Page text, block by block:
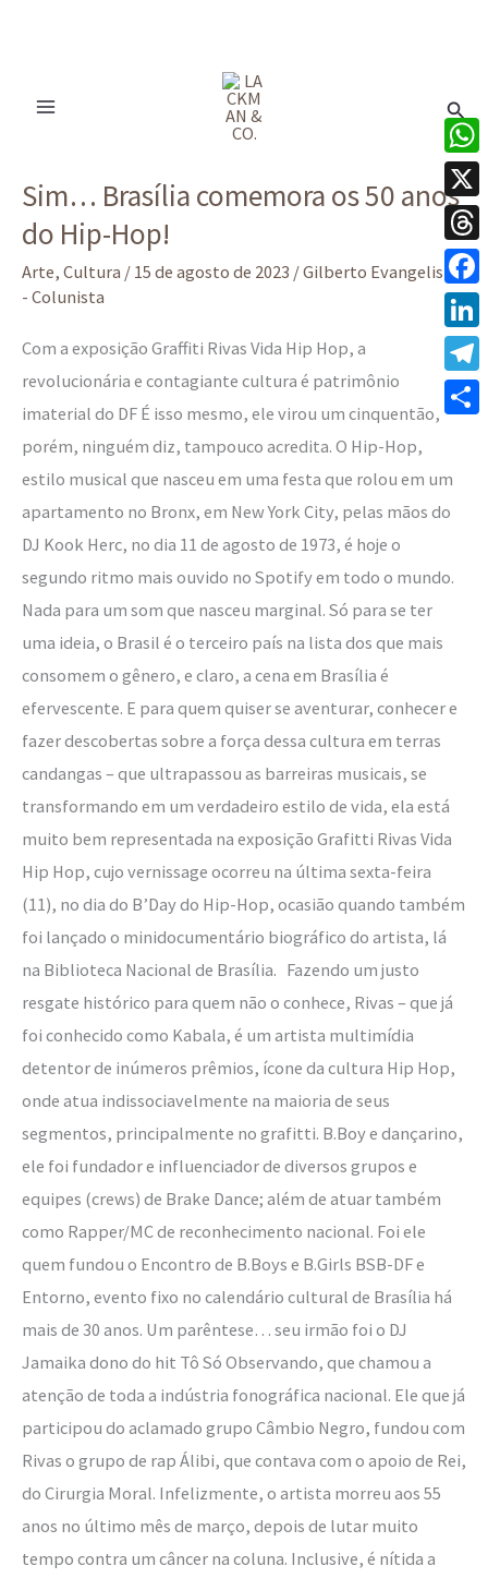
Sim… Brasília comemora os 50 anos
do Hip-Hop!
Arte, Cultura / 15 de agosto de 2023 /Gilberto Evangelista
- Colunista
Com a exposição Graffiti Rivas Vida Hip Hop, a
revolucionária e contagiante cultura é patrimônio
imaterial do DF É isso mesmo, ele virou um cinquentão,
porém, ninguém diz, tampouco acredita. O Hip-Hop,
estilo musical que nasceu em uma festa que rolou em um
apartamento no Bronx, em New York City, pelas mãos do
DJ Kook Herc, no dia 11 de agosto de 1973, é hoje o
segundo ritmo mais ouvido no Spotify em todo o mundo.
Nada para um som que nasceu marginal. Só para se ter
uma ideia, o Brasil é o terceiro país na lista dos que mais
consomem o gênero, e claro, a cena em Brasília é
efervescente. E para quem quiser se aventurar, conhecer e
fazer descobertas sobre a força dessa cultura em terras
candangas – que ultrapassou as barreiras musicais, se
transformando em um verdadeiro estilo de vida, ela está
muito bem representada na exposição Grafitti Rivas Vida
Hip Hop, cujo vernissage ocorreu na última sexta-feira
(11), no dia do B’Day do Hip-Hop, ocasião quando também
foi lançado o minidocumentário biográfico do artista, lá
na Biblioteca Nacional de Brasília. Fazendo um justo
resgate histórico para quem não o conhece, Rivas – que já
foi conhecido como Kabala, é um artista multimídia
detentor de inúmeros prêmios, ícone da cultura Hip Hop,
onde atua indissociavelmente na maioria de seus
segmentos, principalmente no grafitti. B.Boy e dançarino,
ele foi fundador e influenciador de diversos grupos e
equipes (crews) de Brake Dance; além de atuar também
como Rapper/MC de reconhecimento nacional. Foi ele
quem fundou o Encontro de B.Boys e B.Girls BSB-DF e
Entorno, evento fixo no calendário cultural de Brasília há
mais de 30 anos. Um parêntese… seu irmão foi o DJ
Jamaika dono do hit Tô Só Observando, que chamou a
atenção de toda a indústria fonográfica nacional. Ele que já
participou do aclamado grupo Câmbio Negro, fundou com
Rivas o grupo de rap Álibi, que contava com o apoio de Rei,
do Cirurgia Moral. Infelizmente, o artista morreu aos 55
anos no último mês de março, depois de lutar muito
tempo contra um câncer na coluna. Inclusive, é nítida a
Brasília
comemora
os
50
do
Hip-
Hop!
X